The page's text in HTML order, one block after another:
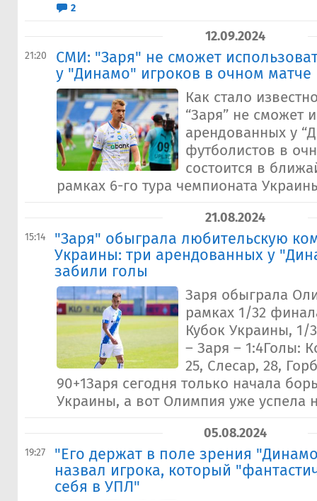
2
12.09.2024
21:20
СМИ: "Заря" не сможет
у "Динамо" игроков в очном матче
Как стало
“Заря” не сможет
арендованных у
футболистов в
состоится в
рамках 6-го тура чемпионата
21.08.2024
15:14
"Заря" обыграла любительскую
Украины: три арендованных у
забили голы
Заря обыграла
рамках 1/32
Кубок Украины,
– Заря – 1:4Голы:
25, Слесар, 28,
90+1Заря сегодня только начала
Украины, а вот Олимпия уже успела
05.08.2024
19:27
"Его держат в поле зрения
назвал игрока, который
себя в УПЛ"